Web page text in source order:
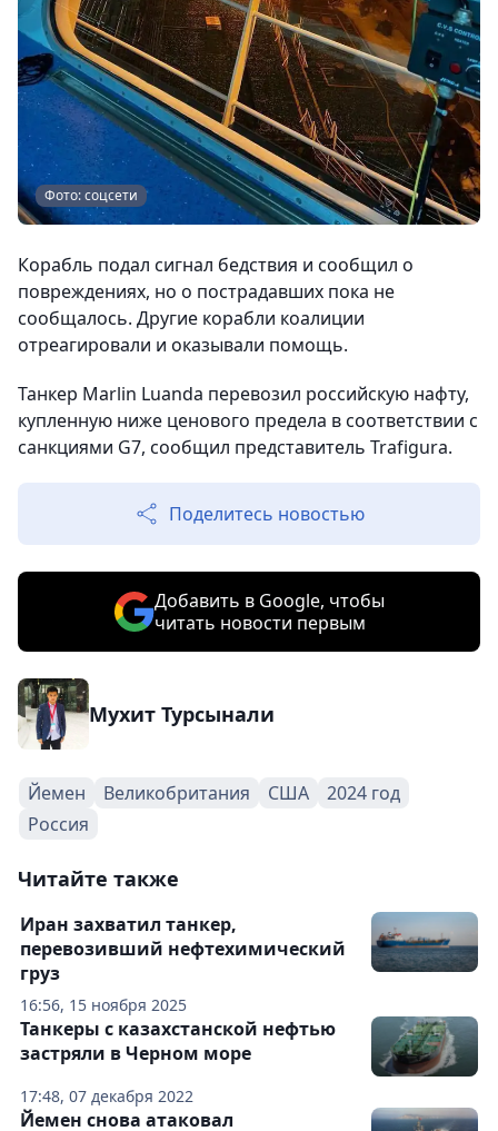
Фото: соцсети
Корабль подал сигнал бедствия и сообщил о
повреждениях, но о пострадавших пока не
сообщалось. Другие корабли коалиции
отреагировали и оказывали помощь.
Танкер Marlin Luanda перевозил российскую нафту,
купленную ниже ценового предела в соответствии с
санкциями G7, сообщил представитель Trafigura.
Поделитесь новостью
Добавить в Google, чтобы
читать новости первым
Мухит Турсынали
Йемен Великобритания США
2024 год
Россия
Читайте также
16:56, 15 ноября 2025
Иран захватил танкер,
перевозивший нефтехимический
груз
17:48, 07 декабря 2022
Танкеры с казахстанской нефтью
застряли в Черном море
Йемен снова атаковал